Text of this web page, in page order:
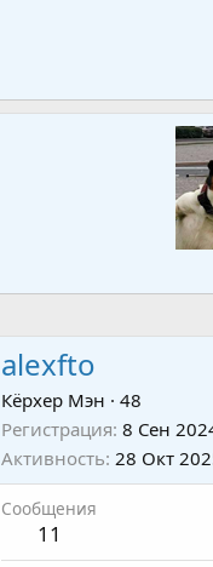
alexfto
Кёрхер Мэн · 48
Регистрация 8 Сен
Активность 28 Окт
Сообщения
11